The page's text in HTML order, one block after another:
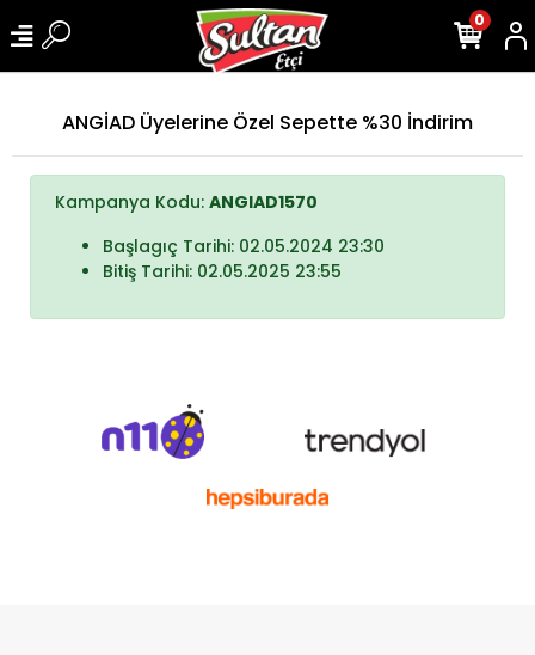
0
ANGİAD Üyelerine Özel Sepette %30 İndirim
Kampanya Kodu: ANGIAD1570
Başlagıç Tarihi: 02.05.2024 23:30
Bitiş Tarihi: 02.05.2025 23:55